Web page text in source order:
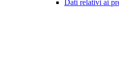
Dati relativi ai